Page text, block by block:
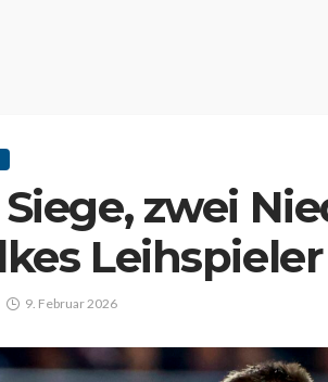
zwei
9. Februar 2026